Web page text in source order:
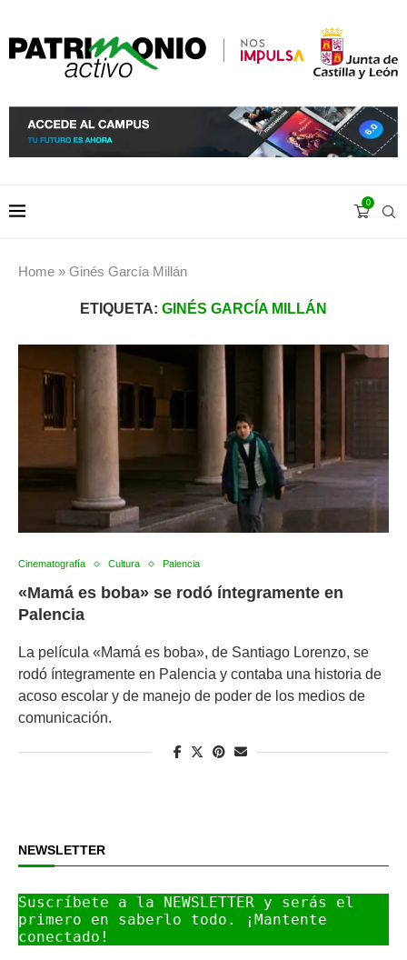
0
Home » Ginés García Millán
ETIQUETA: GINÉS GARCÍA MILLÁN
Cinematografía Cultura Palencia
«Mamá es boba» se rodó íntegramente en
Palencia
La película «Mamá es boba», de Santiago Lorenzo, se
rodó íntegramente en Palencia y contaba una historia de
acoso escolar y de manejo de poder de los medios de
comunicación.
NEWSLETTER
Suscríbete a la NEWSLETTER y serás el
primero en saberlo todo. ¡Mantente
conectado!